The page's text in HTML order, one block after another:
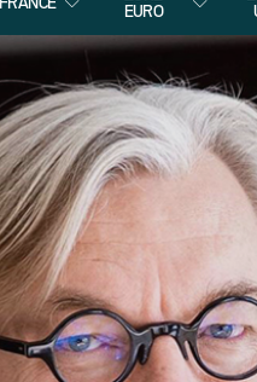
FRANCE
EURO